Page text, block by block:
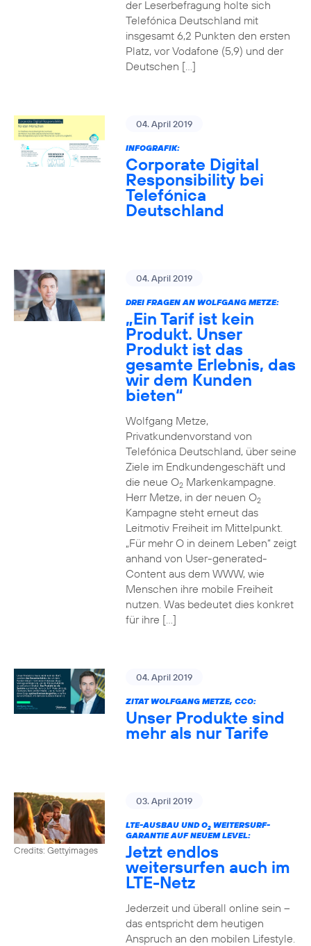
der Leserbefragung holte sich
Telefónica Deutschland mit
insgesamt 6,2 Punkten den ersten
Platz, vor Vodafone (5,9) und der
Deutschen […]
04. April 2019
INFOGRAFIK:
Corporate Digital
Responsibility bei
Telefónica
Deutschland
04. April 2019
DREI FRAGEN AN WOLFGANG METZE:
„Ein Tarif ist kein
Produkt. Unser
Produkt ist das
gesamte Erlebnis, das
wir dem Kunden
bieten“
Wolfgang Metze,
Privatkundenvorstand von
Telefónica Deutschland, über seine
Ziele im Endkundengeschäft und
die neue O2Markenkampagne.
Herr Metze, in der neuen O2
Kampagne steht erneut das
Leitmotiv Freiheit im Mittelpunkt.
„Für mehr O in deinem Leben“ zeigt
anhand von User-generated-
Content aus dem WWW, wie
Menschen ihre mobile Freiheit
nutzen. Was bedeutet dies konkret
für ihre […]
04. April 2019
ZITAT WOLFGANG METZE, CCO:
Unser Produkte sind
mehr als nur Tarife
Credits: Gettyimages
03. April 2019
LTE-AUSBAU UND O2WEITERSURF-
GARANTIE AUF NEUEM LEVEL:
Jetzt endlos
weitersurfen auch im
LTE-Netz
Jederzeit und überall online sein –
das entspricht dem heutigen
Anspruch an den mobilen Lifestyle.